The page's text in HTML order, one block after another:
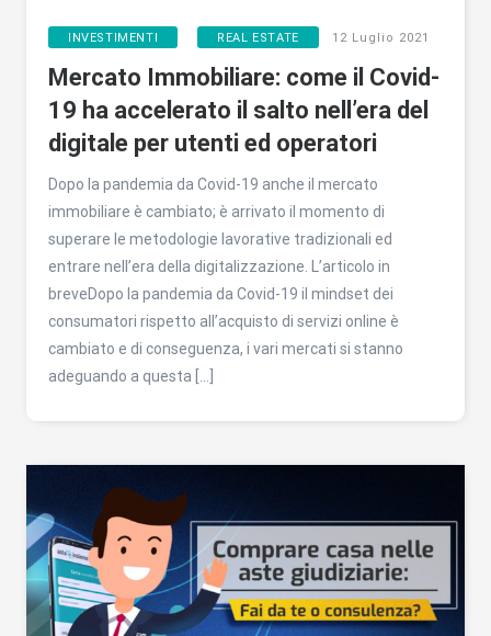
INVESTIMENTI REAL ESTATE 12 Luglio 2021
Mercato Immobiliare: come il Covid-
19 ha accelerato il salto nell’era del
digitale per utenti ed operatori
Dopo la pandemia da Covid-19 anche il mercato
immobiliare è cambiato; è arrivato il momento di
superare le metodologie lavorative tradizionali ed
entrare nell’era della digitalizzazione. L’articolo in
breveDopo la pandemia da Covid-19 il mindset dei
consumatori rispetto all’acquisto di servizi online è
cambiato e di conseguenza, i vari mercati si stanno
adeguando a questa […]